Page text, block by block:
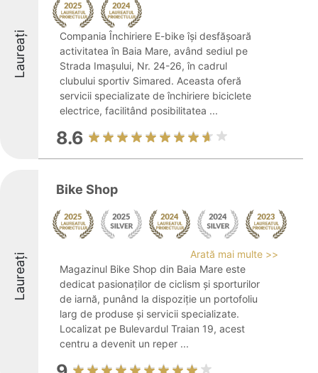
Laureați
Compania Închiriere E-bike își desfășoară
activitatea în Baia Mare, având sediul pe
Strada Imașului, Nr. 24-26, în cadrul
clubului sportiv Simared. Aceasta oferă
servicii specializate de închiriere biciclete
electrice, facilitând posibilitatea ...
8.6
Laureați
Bike Shop
Arată mai multe >>
Magazinul Bike Shop din Baia Mare este
dedicat pasionaților de ciclism și sporturilor
de iarnă, punând la dispoziție un portofoliu
larg de produse și servicii specializate.
Localizat pe Bulevardul Traian 19, acest
centru a devenit un reper ...